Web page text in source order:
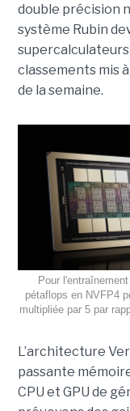
double précision
système Rubin
supercalculateurs
classements mis
de la semaine.
Pour
pétaflops en NVFP4
multipliée par 5 par
L’architecture
passante
CPU et GPU de